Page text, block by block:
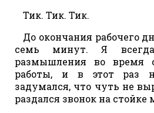
Тик. Тик. Тик.
До окончания рабочего
семь минут. Я
размышления во время
работы, и в этот раз
задумался, что чуть не
раздался звонок на стойке